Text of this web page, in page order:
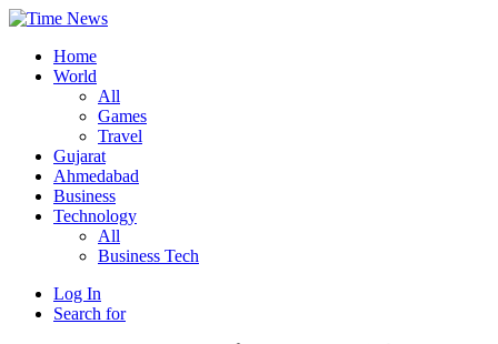
Home
World
All
Games
Travel
Gujarat
Ahmedabad
Business
Technology
All
Business Tech
Log In
Search for